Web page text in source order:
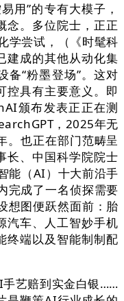
”的专有大模子，
念。多位院士，正正
学尝试，（《时髦科
建成的其他从动化集
备“粉墨登场”。这对
控具有主要意义。即
颁布发表正正在测
，2025年无
。也正在部门范畴呈
长、中国科学院院士
能（AI）十大前沿手
完成了一名侦探需要
想图便跃然面前：胎
汽车、人工智妙手机
终端以及智能制制配
艺赔到实金白银……